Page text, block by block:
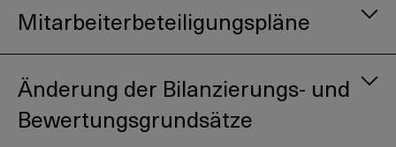
Mitarbeiterbeteiligungspläne
Änderung der Bilanzierungs- und
Bewertungsgrundsätze